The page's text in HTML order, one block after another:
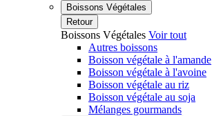
Boissons Végétales
Retour
Boissons Végétales Voir tout
Autres boissons
Boisson végétale à l'amande
Boisson végétale à l'avoine
Boisson végétale au riz
Boisson végétale au soja
Mélanges gourmands